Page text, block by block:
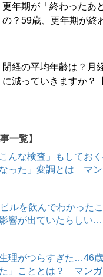
更年期が「終わったあ
の？59歳、更年期が終
閉経の平均年齢は？月
に減っていきますか？
一覧】
んな検査」もしてお
った」変調とは マ
ルを飲んでわかった
響が出ていたらしい
理がつらすぎた…46
」こととは？ マン